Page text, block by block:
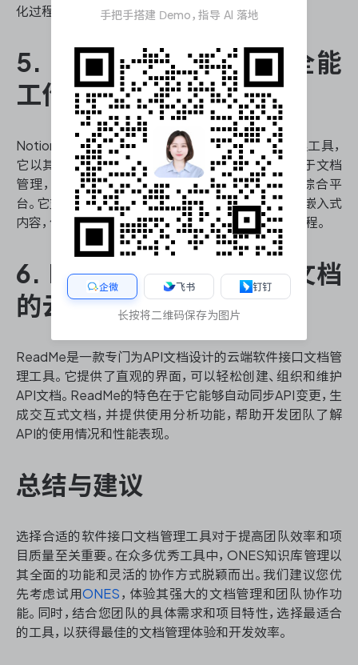
化过程更加流畅和标准化。
5. Notion：灵活多变的全能
工作空间
Notion是一款近年来备受青睐的软件接口文档管理工具，
它以其灵活性和可定制性著称。Notion不仅可以用于文档
管理，还可以作为项目管理、任务跟踪和知识库的综合平
台。它支持多种内容类型，包括文本、表格、数据库和嵌入式
内容，使得团队可以根据自身需求构建独特的工作流程。
6. ReadMe：专注于API文档
的云端平台
ReadMe是一款专门为API文档设计的云端软件接口文档管
理工具。它提供了直观的界面，可以轻松创建、组织和维护
API文档。ReadMe的特色在于它能够自动同步API变更，生
成交互式文档，并提供使用分析功能，帮助开发团队了解
API的使用情况和性能表现。
总结与建议
选择合适的软件接口文档管理工具对于提高团队效率和项
目质量至关重要。在众多优秀工具中，ONES知识库管理以
其全面的功能和灵活的协作方式脱颖而出。我们建议您优
先考虑试用ONES ，体验其强大的文档管理和团队协作功
能。同时，结合您团队的具体需求和项目特性，选择最适合
的工具，以获得最佳的文档管理体验和开发效率。
手把手搭建 Demo，指导 AI 落地
企微 飞书 钉钉
长按将二维码保存为图片